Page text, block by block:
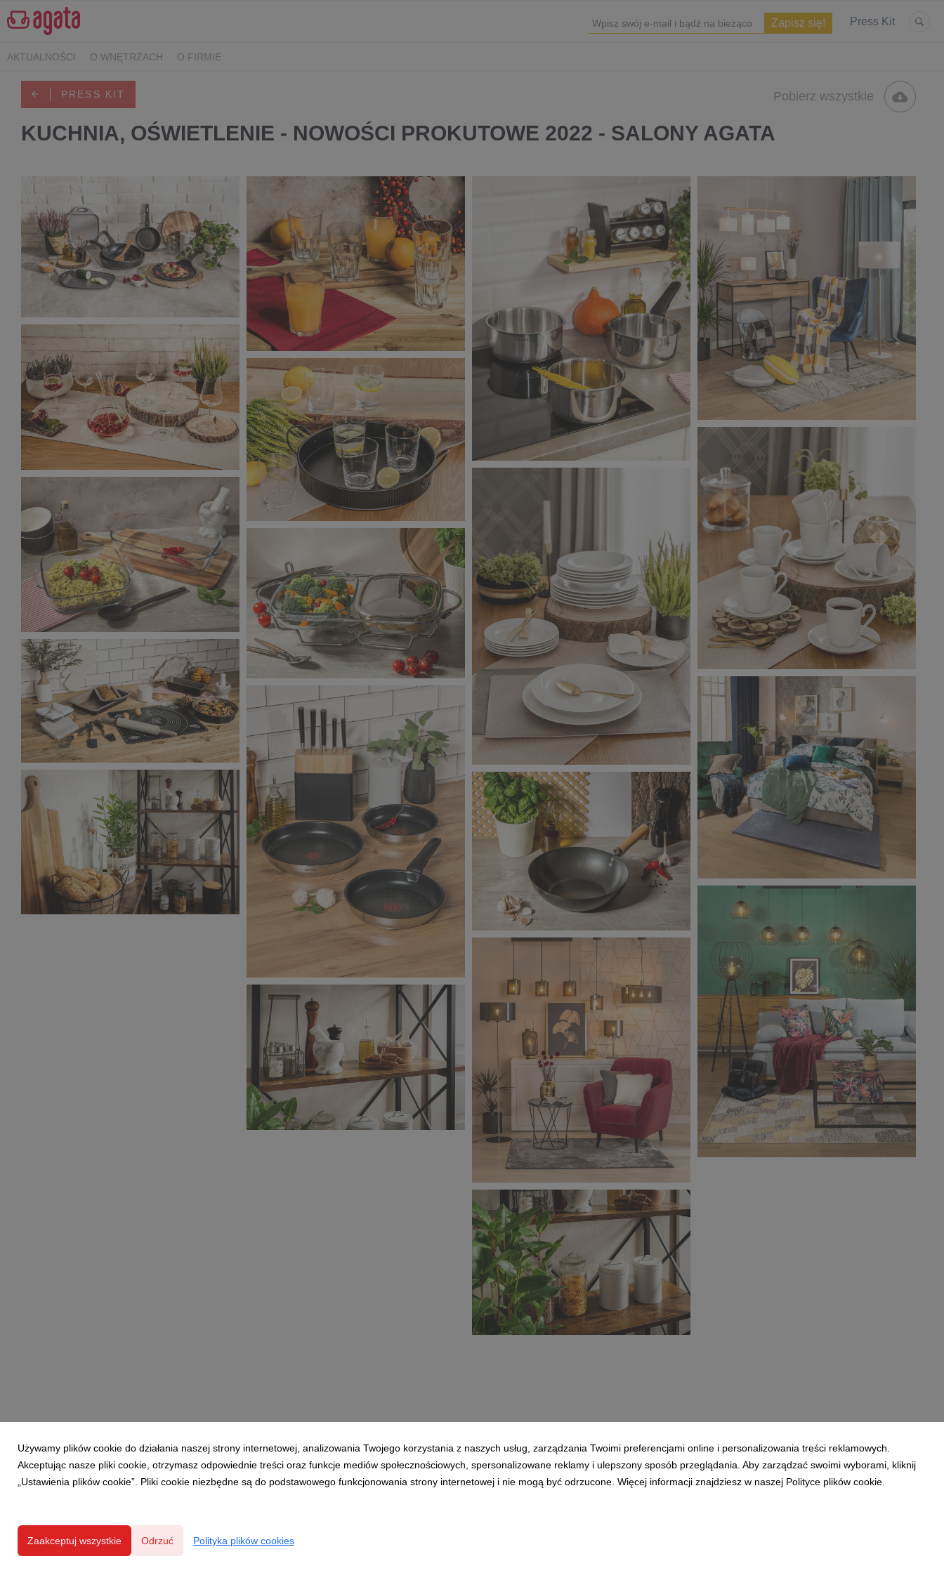
Press Kit
AKTUALNOŚCI O WNĘTRZACH O FIRMIE
PRESS KIT Pobierz wszystkie
KUCHNIA, OŚWIETLENIE - NOWOŚCI PROKUTOWE 2022 - SALONY AGATA
Salony Agata_zdjęcie aranżacyjne_
12,2 MB
Salony Agata_zdjęcie aranżacyjne_5
9,23 MB
Salony Agata_zdjęcie aranżacyjne_9
8,6 MB
Salony Agata_zdjęcie aranżacyjne_13
7,86 MB
Salony Agata_zdjęcie aranżacyjne_2
7,98 MB
Salony Agata_zdjęcie aranżacyjne_6
4,79 MB
Salony Agata_zdjęcie aranżacyjne_10
Salony Agata_zdjęcie aranżacyjne_14
4,06 MB
Salony Agata_zdjęcie aranżacyjne_3
Salony Agata_zdjęcie aranżacyjne_7
1,79 MB
Salony Agata_zdjęcie aranżacyjne_11
Salony Agata_zdjęcie aranżacyjne_15
5,26 MB
Salony Agata_zdjęcie aranżacyjne_4
6,56 MB
Salony Agata_zdjęcie aranżacyjne_8
Salony Agata_zdjęcie aranżacyjne_12
7,95 MB
Używamy plików cookie do działania naszej strony internetowej, analizowania Twojego korzystania z naszych usług, zarządzania Twoimi preferencjami online i personalizowania treści reklamowych.
Akceptując nasze pliki cookie, otrzymasz odpowiednie treści oraz funkcje mediów społecznościowych, spersonalizowane reklamy i ulepszony sposób przeglądania. Aby zarządzać swoimi wyborami, kliknij
„Ustawienia plików cookie”. Pliki cookie niezbędne są do podstawowego funkcjonowania strony internetowej i nie mogą być odrzucone. Więcej informacji znajdziesz w naszej Polityce plików cookie.
Zaakceptuj wszystkie Odrzuć Polityka plików cookies